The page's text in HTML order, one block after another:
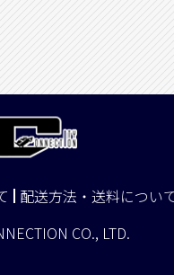
配送方法・送料につい
CO., LTD.